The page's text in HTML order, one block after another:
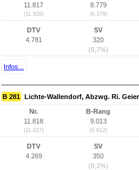
11.817
(11.826)
8.779
(6.379)
DTV
4.781
SV
320
(6,7%)
Infos...
B 281 Lichte-Wallendorf, Abzwg. Ri.
Nr.
11.818
(11.827)
B-Rang
9.013
(6.612)
DTV
4.269
SV
350
(8,2%)